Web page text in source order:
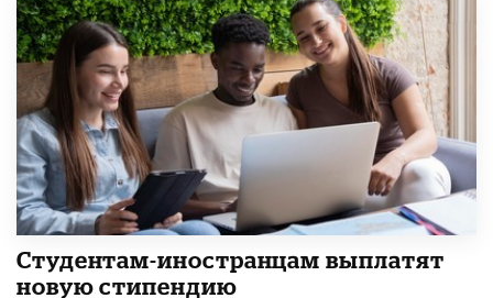
Студентам-иностранцам выплатят
новую стипендию